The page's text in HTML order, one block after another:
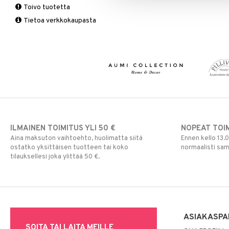
Seinäkoristeet
Vaasit
Piensäilytys & Korit
Lakanasetit
Lakanat & Tyynyliinat
Matot
Viltit & Peitteet
Puutarhavälineet
Ruukut
Pöytälamput
Valaistustarvikkeet
Toivo tuotetta
Tietoa verkkokaupasta
ILMAINEN TOIMITUS YLI 50 €
Aina maksuton vaihtoehto, huolimatta siitä
ostatko yksittäisen tuotteen tai koko
tilauksellesi joka ylittää 50 €.
NOPEAT
Ennen kello
normaalisti